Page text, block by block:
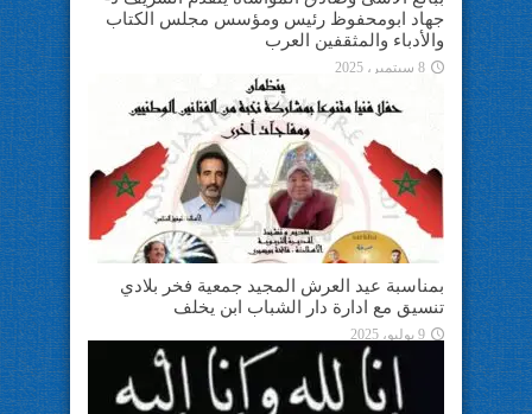
جهاد ابومحفوظ رئيس ومؤسس مجلس الكتاب
والأدباء والمثقفين العرب
8 سبتمبر، 2025
بمناسبة عيد العرش المجيد جمعية فخر بلادي
تنسيق مع ادارة دار الشباب ابن يخلف
9 يوليو، 2025